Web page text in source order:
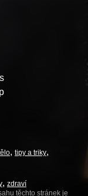
tipy a triky
zdraví
těchto stránek je